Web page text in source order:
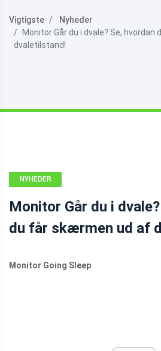
Vigtigste
Nyheder
Monitor Går du i dvale? Se,
dvaletilstand!
NYHEDER
Monitor Går du i
du får skærmen ud af
Monitor Going Sleep